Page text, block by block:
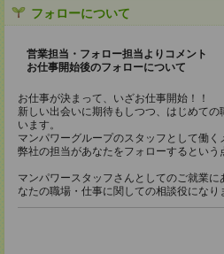
フォローについて
営業担当・フォロー担当よりコメント
お仕事開始後のフォローについて
お仕事が決まって、いざお仕事開始！！
新しい出会いに期待もしつつ、はじめて
います。
マンパワーグループのスタッフとして働く
弊社の担当があなたをフォローするという
マンパワースタッフさんとしてのご就業
なたの職場・仕事に関しての相談役になり